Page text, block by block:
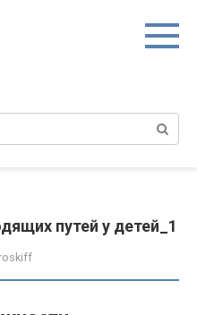
путей у детей_1